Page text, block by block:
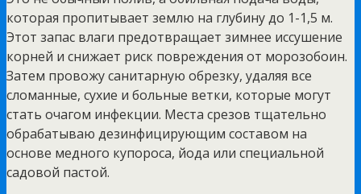
которая пропитывает землю на глубину до 1-1,5 м.
Этот запас влаги предотвращает зимнее иссушение
корней и снижает риск повреждения от морозобоин.
Затем провожу санитарную обрезку, удаляя все
сломанные, сухие и больные ветки, которые могут
стать очагом инфекции. Места срезов тщательно
обрабатываю дезинфицирующим составом на
основе медного купороса, йода или специальной
садовой пастой.